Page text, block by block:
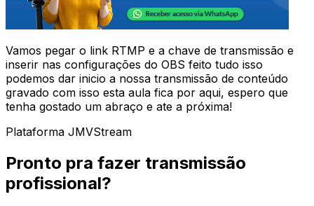
Vamos pegar o link RTMP e a chave de transmissão e
inserir nas configurações do OBS feito tudo isso
podemos dar inicio a nossa transmissão de conteúdo
gravado com isso esta aula fica por aqui, espero que
tenha gostado um abraço e ate a próxima!
Plataforma JMVStream
Pronto pra fazer transmissão
profissional?